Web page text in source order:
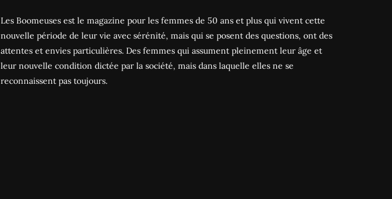
Les Boomeuses est le magazine pour les femmes de 50 ans et plus qui vivent cette
nouvelle période de leur vie avec sérénité, mais qui se posent des questions, ont des
attentes et envies particulières. Des femmes qui assument pleinement leur âge et
leur nouvelle condition dictée par la société, mais dans laquelle elles ne se
reconnaissent pas toujours.